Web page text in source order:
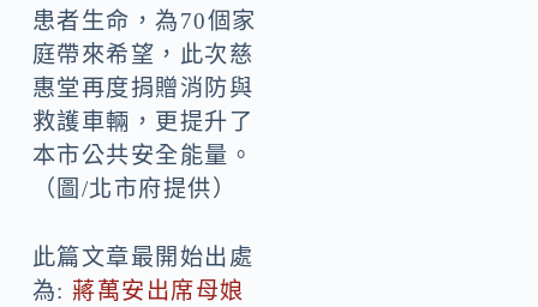
患者生命，為70個家
庭帶來希望，此次慈
惠堂再度捐贈消防與
救護車輛，更提升了
本市公共安全能量。
（圖/北市府提供）
此篇文章最開始出處
為:蔣萬安出席母娘